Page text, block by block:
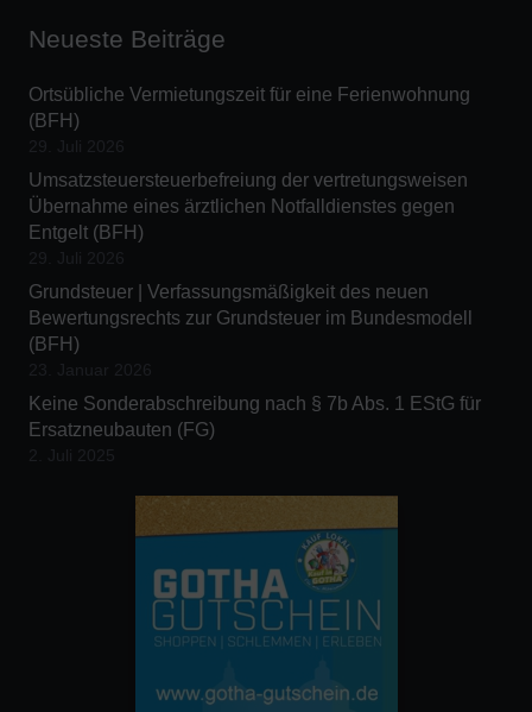
Neueste Beiträge
Ortsübliche Vermietungszeit für eine Ferienwohnung
(BFH)
Umsatzsteuersteuerbefreiung der vertretungsweisen
Übernahme eines ärztlichen Notfalldienstes gegen
Entgelt (BFH)
Grundsteuer | Verfassungsmäßigkeit des neuen
Bewertungsrechts zur Grundsteuer im Bundesmodell
(BFH)
Keine Sonderabschreibung nach § 7b Abs. 1 EStG für
Ersatzneubauten (FG)